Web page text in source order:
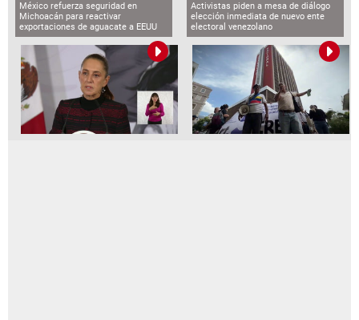
México refuerza seguridad en
Michoacán para reactivar
exportaciones de aguacate a EEUU
Activistas piden a mesa de diálogo
elección inmediata de nuevo ente
electoral venezolano